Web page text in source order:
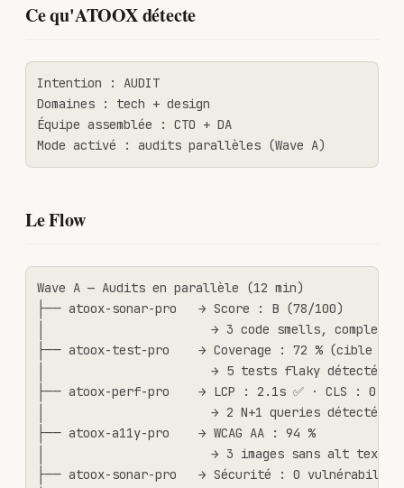
Ce qu'ATOOX détecte
Intention : AUDIT
Domaines : tech + design
Équipe assemblée : CTO + DA
Mode activé : audits parallèles (Wave A)
Le Flow
Wave A — Audits en parallèle (12 min)
├── atoox-sonar-pro   → Score : B (78/100)
│                       → 3 code smells, complexité
├── atoox-test-pro    → Coverage : 72 % (cible :
│                       → 5 tests flaky détectés
├── atoox-perf-pro    → LCP : 2.1s ✅ · CLS : 0.05
│                       → 2 N+1 queries détectées
├── atoox-a11y-pro    → WCAG AA : 94 %
│                       → 3 images sans alt text
├── atoox-sonar-pro   → Sécurité : 0